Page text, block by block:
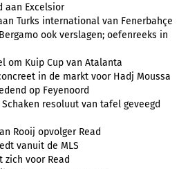
aan Excelsior
Turks international van Fenerbahçe
ook verslagen; oefenreeks in
om Kuip Cup van Atalanta
in de markt voor Hadj Moussa
op Feyenoord
resoluut van tafel geveegd
Rooij opvolger Read
vanuit de MLS
zich voor Read